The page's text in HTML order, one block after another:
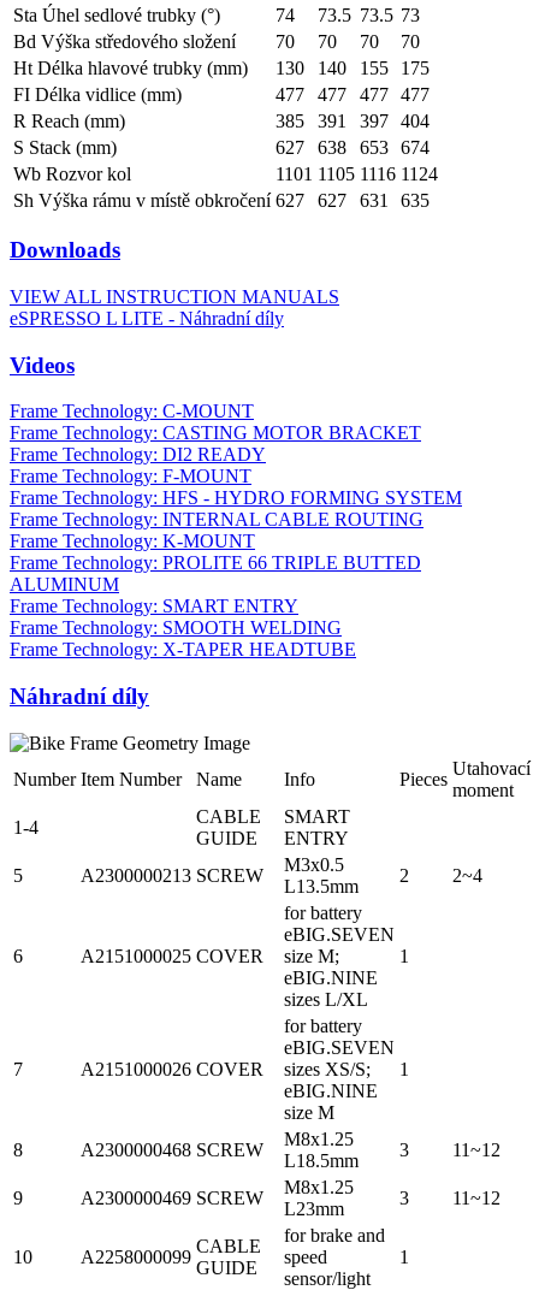
Sta Úhel sedlové trubky (°)
74 73.5 73.5 73
Bd Výška středového složení
70 70 70
70
Ht Délka hlavové trubky (mm)
130 140 155
175
FI Délka vidlice (mm)
477 477 477 477
R Reach (mm)
385 391 397 404
S Stack (mm)
627 638 653 674
Wb Rozvor kol
1101 1105 1116 1124
Sh Výška rámu v místě obkročení 627 627 631 635
Downloads
VIEW ALL INSTRUCTION MANUALS
eSPRESSO L LITE - Náhradní díly
Videos
Frame Technology: C-MOUNT
Frame Technology: CASTING MOTOR BRACKET
Frame Technology: DI2 READY
Frame Technology: F-MOUNT
Frame Technology: HFS - HYDRO FORMING SYSTEM
Frame Technology: INTERNAL CABLE ROUTING
Frame Technology: K-MOUNT
Frame Technology: PROLITE 66 TRIPLE BUTTED
ALUMINUM
Frame Technology: SMART ENTRY
Frame Technology: SMOOTH WELDING
Frame Technology: X-TAPER HEADTUBE
Náhradní díly
Number Item Number Name Info Pieces
Utahovací
moment
1-4
CABLE
GUIDE
SMART
ENTRY
5
A2300000213 SCREW
M3x0.5
L13.5mm
2 2~4
6 A2151000025 COVER
for battery
eBIG.SEVEN
size M;
eBIG.NINE
sizes L/XL
1
7 A2151000026 COVER
for battery
eBIG.SEVEN
sizes XS/S;
eBIG.NINE
size M
1
8 A2300000468 SCREW
M8x1.25
L18.5mm
3 11~12
9 A2300000469 SCREW
M8x1.25
L23mm
3 11~12
10 A2258000099
CABLE
GUIDE
for brake and
speed
sensor/light
1